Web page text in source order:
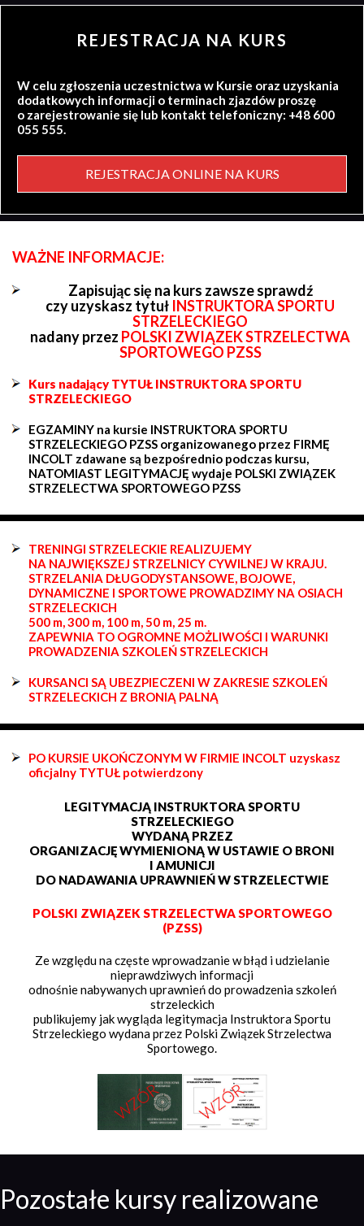
REJESTRACJA NA KURS
W celu zgłoszenia uczestnictwa w Kursie oraz uzyskania
dodatkowych informacji o terminach zjazdów proszę
o zarejestrowanie się lub kontakt telefoniczny: +48 600
055 555.
REJESTRACJA ONLINE NA KURS
WAŻNE INFORMACJE:
Zapisując się na kurs zawsze sprawdź
czy uzyskasz tytuł INSTRUKTORA SPORTU
STRZELECKIEGO
nadany przez POLSKI ZWIĄZEK STRZELECTWA
SPORTOWEGO PZSS
Kurs nadający TYTUŁ INSTRUKTORA SPORTU
STRZELECKIEGO
EGZAMINY na kursie INSTRUKTORA SPORTU
STRZELECKIEGO PZSS organizowanego przez FIRMĘ
INCOLT zdawane są bezpośrednio podczas kursu,
NATOMIAST LEGITYMACJĘ wydaje POLSKI ZWIĄZEK
STRZELECTWA SPORTOWEGO PZSS
TRENINGI STRZELECKIE REALIZUJEMY
NA NAJWIĘKSZEJ STRZELNICY CYWILNEJ W KRAJU.
STRZELANIA DŁUGODYSTANSOWE, BOJOWE,
DYNAMICZNE I SPORTOWE PROWADZIMY NA OSIACH
STRZELECKICH
500 m, 300 m, 100 m, 50 m, 25 m.
ZAPEWNIA TO OGROMNE MOŻLIWOŚCI I WARUNKI
PROWADZENIA SZKOLEŃ STRZELECKICH
KURSANCI SĄ UBEZPIECZENI W ZAKRESIE SZKOLEŃ
STRZELECKICH Z BRONIĄ PALNĄ
PO KURSIE UKOŃCZONYM W FIRMIE INCOLT uzyskasz
oficjalny TYTUŁ potwierdzony
LEGITYMACJĄ INSTRUKTORA SPORTU
STRZELECKIEGO
WYDANĄ PRZEZ
ORGANIZACJĘ WYMIENIONĄ W USTAWIE O BRONI
I AMUNICJI
DO NADAWANIA UPRAWNIEŃ W STRZELECTWIE
POLSKI ZWIĄZEK STRZELECTWA SPORTOWEGO
(PZSS)
Ze względu na częste wprowadzanie w błąd i udzielanie
nieprawdziwych informacji
odnośnie nabywanych uprawnień do prowadzenia szkoleń
strzeleckich
publikujemy jak wygląda legitymacja Instruktora Sportu
Strzeleckiego wydana przez Polski Związek Strzelectwa
Sportowego.
Pozostałe kursy realizowane